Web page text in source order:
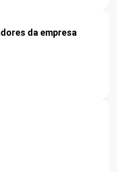
da empresa